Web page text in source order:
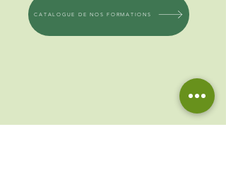
CATALOGUE DE NOS FORMATIONS